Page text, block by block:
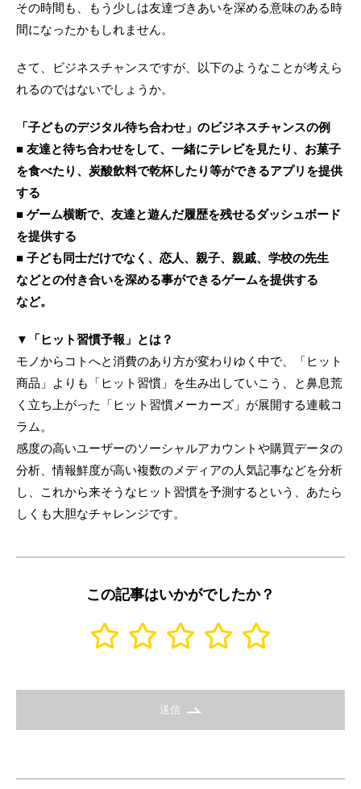
その時間も、もう少しは友達づきあいを深める意味のある時
間になったかもしれません。
さて、ビジネスチャンスですが、以下のようなことが考えら
れるのではないでしょうか。
「子どものデジタル待ち合わせ」のビジネスチャンスの例
■ 友達と待ち合わせをして、一緒にテレビを見たり、お菓子
を食べたり、炭酸飲料で乾杯したり等ができるアプリを提供
する
■ ゲーム横断で、友達と遊んだ履歴を残せるダッシュボード
を提供する
■ 子ども同士だけでなく、恋人、親子、親戚、学校の先生
などとの付き合いを深める事ができるゲームを提供する
など。
▼「ヒット習慣予報」とは？
モノからコトへと消費のあり方が変わりゆく中で、「ヒット
商品」よりも「ヒット習慣」を生み出していこう、と鼻息荒
く立ち上がった「ヒット習慣メーカーズ」が展開する連載コ
ラム。
感度の高いユーザーのソーシャルアカウントや購買データの
分析、情報鮮度が高い複数のメディアの人気記事などを分析
し、これから来そうなヒット習慣を予測するという、あたら
しくも大胆なチャレンジです。
この記事はいかがでしたか？
送信